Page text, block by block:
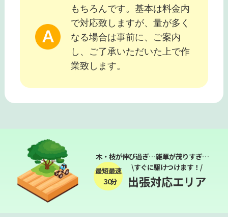
もちろんです。基本は料金内
で対応致しますが、量が多く
なる場合は事前に、ご案内
し、ご了承いただいた上で作
業致します。
木・枝が伸び過ぎ…雑草が茂りすぎ…
最短最速
３０分
\すぐに駆けつけます！/
出張対応エリア